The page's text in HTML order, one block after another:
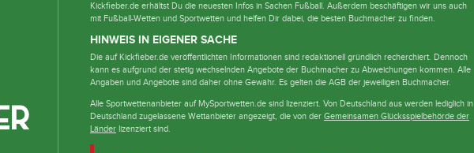
Kickfieber.de erhältst Du die neuesten Infos in Sachen Fußball. Außerdem beschäftigen wir uns auch
mit Fußball-Wetten und Sportwetten und helfen Dir dabei, die besten Buchmacher zu finden.
HINWEIS IN EIGENER SACHE
Die auf Kickfieber.de veröffentlichten Informationen sind redaktionell gründlich recherchiert. Dennoch
kann es aufgrund der stetig wechselnden Angebote der Buchmacher zu Abweichungen kommen. Alle
Angaben und Angebote sind daher ohne Gewähr. Es gelten die AGB der jeweiligen Buchmacher.
Alle Sportwettenanbieter auf MySportwetten.de sind lizenziert. Von Deutschland aus werden lediglich in
Deutschland zugelassene Wettanbieter angezeigt, die von der Gemeinsamen Glücksspielbehörde der
Länder lizenziert sind.